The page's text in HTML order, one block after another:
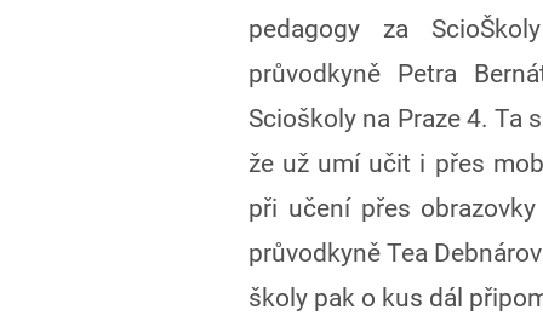
pedagogy za
průvodkyně Petra
Scioškoly na Praze 4. Ta
že už umí učit i přes
při učení přes
průvodkyně Tea
školy pak o kus dál